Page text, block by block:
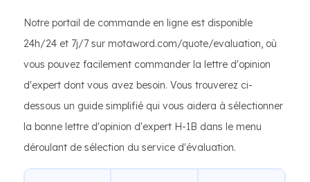
Notre portail de commande en ligne est disponible
24h/24 et 7j/7 sur motaword.com/quote/evaluation, où
vous pouvez facilement commander la lettre d'opinion
d'expert dont vous avez besoin. Vous trouverez ci-
dessous un guide simplifié qui vous aidera à sélectionner
la bonne lettre d'opinion d'expert H-1B dans le menu
déroulant de sélection du service d'évaluation.